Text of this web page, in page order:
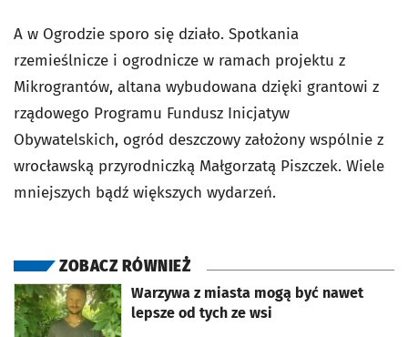
A w Ogrodzie sporo się działo. Spotkania
rzemieślnicze i ogrodnicze w ramach projektu z
Mikrograntów, altana wybudowana dzięki grantowi z
rządowego Programu Fundusz Inicjatyw
Obywatelskich, ogród deszczowy założony wspólnie z
wrocławską przyrodniczką Małgorzatą Piszczek. Wiele
mniejszych bądź większych wydarzeń.
ZOBACZ RÓWNIEŻ
Warzywa z miasta mogą być nawet
lepsze od tych ze wsi
otworzy się w nowej karcie